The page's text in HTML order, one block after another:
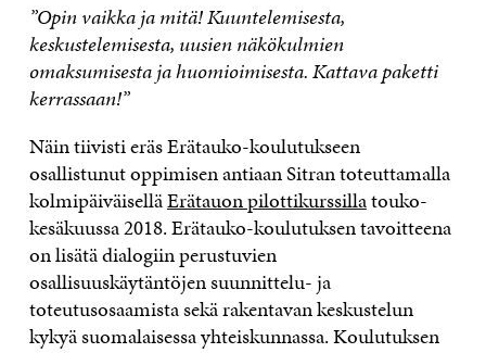
”Opin vaikka ja mitä! Kuuntelemisesta,
keskustelemisesta, uusien näkökulmien
omaksumisesta ja huomioimisesta. Kattava paketti
kerrassaan!”
Näin tiivisti eräs Erätauko-koulutukseen
osallistunut oppimisen antiaan Sitran toteuttamalla
kolmipäiväiselläErätauon pilottikurssillatouko-
kesäkuussa 2018. Erätauko-koulutuksen tavoitteena
on lisätä dialogiin perustuvien
osallisuuskäytäntöjen suunnittelu- ja
toteutusosaamista sekä rakentavan keskustelun
kykyä suomalaisessa yhteiskunnassa. Koulutuksen